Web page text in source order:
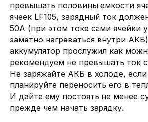
превышать половины емкости
ячеек LF105, зарядный ток
50А (при этом токе сами ячейки
заметно нагреваться внутри
аккумулятор прослужил как
рекомендуем не превышать ток
Не заряжайте АКБ в холоде,
планируйте переносить его в
И дайте ему постоять не менее
прежде чем начать зарядку.